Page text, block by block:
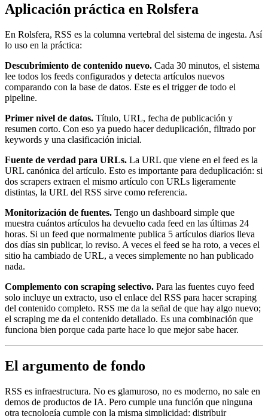
Aplicación práctica en Rolsfera
En Rolsfera, RSS es la columna vertebral del sistema de ingesta. Así
lo uso en la práctica:
Descubrimiento de contenido nuevo. Cada 30 minutos, el sistema
lee todos los feeds configurados y detecta artículos nuevos
comparando con la base de datos. Este es el trigger de todo el
pipeline.
Primer nivel de datos. Título, URL, fecha de publicación y
resumen corto. Con eso ya puedo hacer deduplicación, filtrado por
keywords y una clasificación inicial.
Fuente de verdad para URLs. La URL que viene en el feed es la
URL canónica del artículo. Esto es importante para deduplicación: si
dos scrapers extraen el mismo artículo con URLs ligeramente
distintas, la URL del RSS sirve como referencia.
Monitorización de fuentes. Tengo un dashboard simple que
muestra cuántos artículos ha devuelto cada feed en las últimas 24
horas. Si un feed que normalmente publica 5 artículos diarios lleva
dos días sin publicar, lo reviso. A veces el feed se ha roto, a veces el
sitio ha cambiado de URL, a veces simplemente no han publicado
nada.
Complemento con scraping selectivo. Para las fuentes cuyo feed
solo incluye un extracto, uso el enlace del RSS para hacer scraping
del contenido completo. RSS me da la señal de que hay algo nuevo;
el scraping me da el contenido detallado. Es una combinación que
funciona bien porque cada parte hace lo que mejor sabe hacer.
El argumento de fondo
RSS es infraestructura. No es glamuroso, no es moderno, no sale en
demos de productos de IA. Pero cumple una función que ninguna
otra tecnología cumple con la misma simplicidad: distribuir